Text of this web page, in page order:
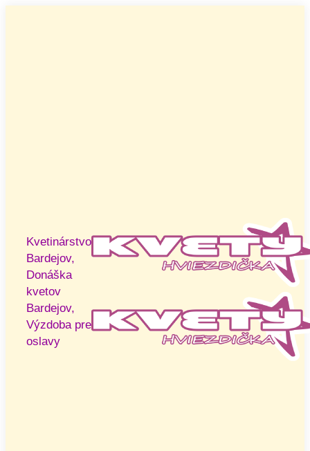
Kvetinárstvo
Bardejov,
Donáška
kvetov
Bardejov,
Výzdoba pre
oslavy